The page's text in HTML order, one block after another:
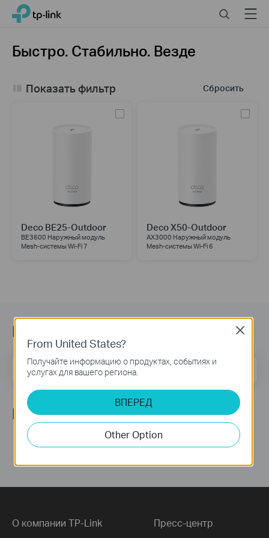
Click
navigation
TP-Link, Reliably Smart SearchMenu
Быстро. Стабильно. Везде
Сбросить
Показать фильтр
Deco BE25-Outdoor
BE3600 Наружный модуль
Mesh-системы Wi-Fi 7
Deco X50-Outdoor
AX3000 Наружный модуль
Mesh-системы Wi-Fi 6
Подпишитесь на рассылку
Адрес электронной почты
Мы в соцсетях
О компании TP-Link Пресс-центр
From United States?
Получайте информацию о продуктах, событиях и
услугах для вашего региона.
ВПЕРЕД
Other Option
Close